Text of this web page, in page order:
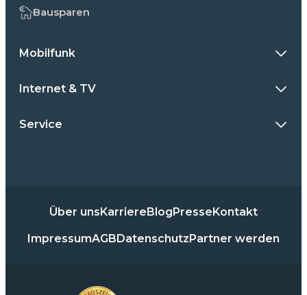
Bausparen
Mobilfunk
Internet & TV
Service
Über unsKarriereBlogPresseKontakt
ImpressumAGBDatenschutzPartner werden